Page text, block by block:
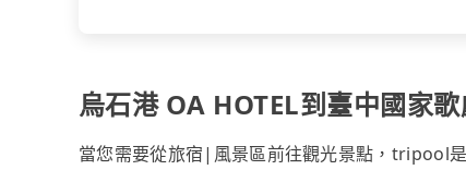
烏石港 OA HOTEL到臺中國家
當您需要從旅宿|風景區前往觀光景點，tripool